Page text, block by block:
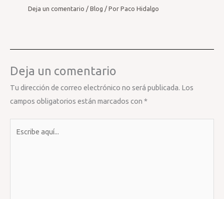
Deja un comentario /Blog / PorPaco Hidalgo
Deja un comentario
Tu dirección de correo electrónico no será publicada. Los
campos obligatorios están marcados con *